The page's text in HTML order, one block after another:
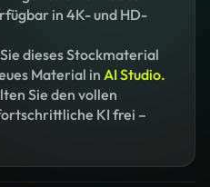
in 4K- und HD-
dieses Stockmaterial
Material in AI Studio.
Sie den vollen
KI frei –